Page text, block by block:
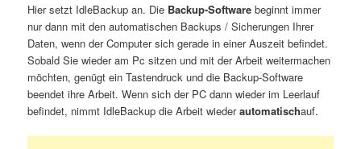
Hier setzt IdleBackup an. Die Backup-Software beginnt immer
nur dann mit den automatischen Backups / Sicherungen Ihrer
Daten, wenn der Computer sich gerade in einer Auszeit befindet.
Sobald Sie wieder am Pc sitzen und mit der Arbeit weitermachen
möchten, genügt ein Tastendruck und die Backup-Software
beendet ihre Arbeit. Wenn sich der PC dann wieder im Leerlauf
befindet, nimmt IdleBackup die Arbeit wiederautomatischauf.